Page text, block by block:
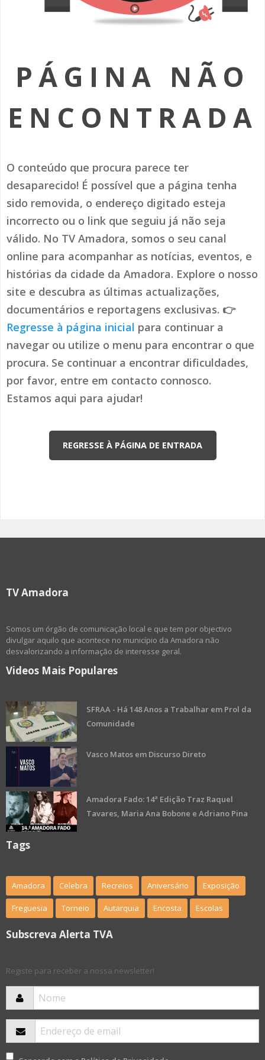
SOMOS TODOS EUROPEUS
AMADORA LIGA À RESILIÊNCIA
(RE) PENSAMENTOS
HISTÓRIAS DE ABRIL
PÁGINA NÃO
ENCONTRADA
O conteúdo que procura parece ter
desaparecido! É possível que a página tenha
sido removida, o endereço digitado esteja
incorrecto ou o link que seguiu já não seja
válido. No TV Amadora, somos o seu canal
online para acompanhar as notícias, eventos, e
histórias da cidade da Amadora. Explore o nosso
site e descubra as últimas actualizações,
documentários e reportagens exclusivas. 👉
Regresse à página inicial para continuar a
navegar ou utilize o menu para encontrar o que
procura. Se continuar a encontrar dificuldades,
por favor, entre em contacto connosco.
Estamos aqui para ajudar!
REGRESSE À PÁGINA DE ENTRADA
TV Amadora
Somos um órgão de comunicação local e que tem por objectivo
divulgar aquilo que acontece no município da Amadora não
desvalorizando a informação de interesse geral.
Videos Mais Populares
SFRAA - Há 148 Anos a Trabalhar em Prol da
Comunidade
Vasco Matos em Discurso Direto
Amadora Fado: 14ª Edição Traz Raquel
Tavares, Maria Ana Bobone e Adriano Pina
Tags
Amadora Celebra Recreios Aniversário Exposição
Freguesia Torneio Autarquia Encosta Escolas
Subscreva Alerta TVA
Registe para receber a nossa newsletter!